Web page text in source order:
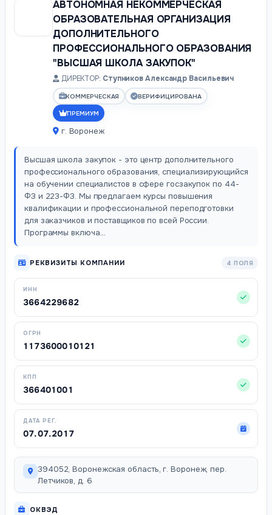
АВТОНОМНАЯ НЕКОММЕРЧЕСКАЯ
ОБРАЗОВАТЕЛЬНАЯ ОРГАНИЗАЦИЯ
ДОПОЛНИТЕЛЬНОГО
ПРОФЕССИОНАЛЬНОГО ОБРАЗОВАНИЯ
"ВЫСШАЯ ШКОЛА ЗАКУПОК"
ДИРЕКТОР: Ступников Александр Васильевич
КОММЕРЧЕСКАЯ ВЕРИФИЦИРОВАНА
ПРЕМИУМ
г. Воронеж
Высшая школа закупок - это центр дополнительного
профессионального образования, специализирующийся
на обучении специалистов в сфере госзакупок по 44-
ФЗ и 223-ФЗ. Мы предлагаем курсы повышения
квалификации и профессиональной переподготовки
для заказчиков и поставщиков по всей России.
Программы включа…
РЕКВИЗИТЫ КОМПАНИИ 4 ПОЛЯ
ИНН
3664229682
ОГРН
1173600010121
КПП
366401001
ДАТА РЕГ.
07.07.2017
394052, Воронежская область, г. Воронеж, пер.
Летчиков, д. 6
ОКВЭД